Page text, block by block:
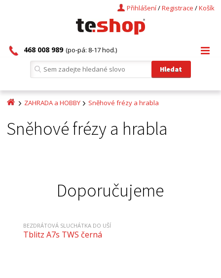
Košík
/
Registrace
/
Přihlášení
468 008 989 (po-pá: 8-17 hod.)
ZAHRADA a HOBBY Sněhové frézy a hrabla
Sněhové frézy a hrabla
Doporučujeme
BEZDRÁTOVÁ SLUCHÁTKA DO UŠÍ
Tblitz A7s TWS černá